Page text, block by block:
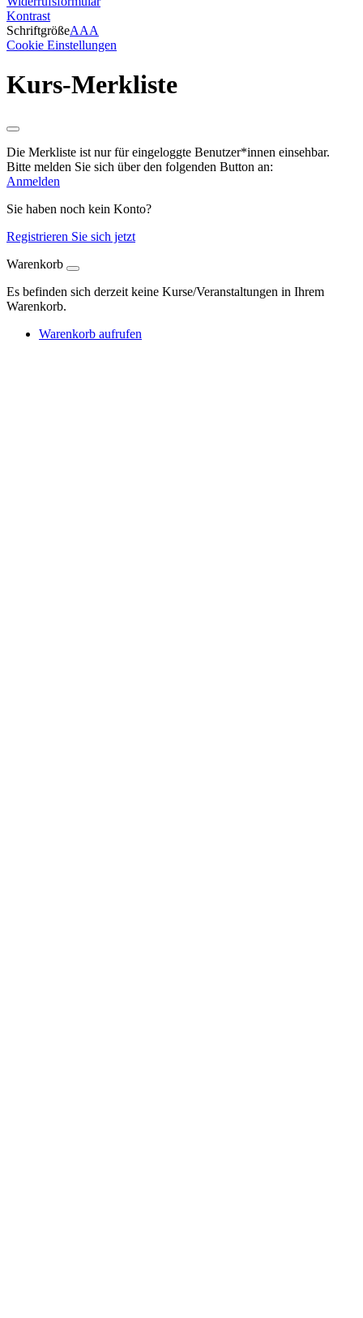
Kontrast
SchriftgrößeAAA
Cookie Einstellungen
Kurs-Merkliste
Die Merkliste ist nur für eingeloggte Benutzer*innen einsehbar.
Bitte melden Sie sich über den folgenden Button an:
Anmelden
Sie haben noch kein Konto?
Registrieren Sie sich jetzt
Warenkorb
Es befinden sich derzeit keine Kurse/Veranstaltungen in Ihrem
Warenkorb.
Warenkorb aufrufen